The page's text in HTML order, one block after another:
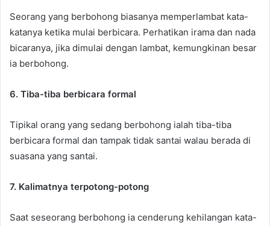
Seorang yang berbohong biasanya memperlambat kata-
katanya ketika mulai berbicara. Perhatikan irama dan nada
bicaranya, jika dimulai dengan lambat, kemungkinan besar
ia berbohong.
6. Tiba-tiba berbicara formal
Tipikal orang yang sedang berbohong ialah tiba-tiba
berbicara formal dan tampak tidak santai walau berada di
suasana yang santai.
7. Kalimatnya terpotong-potong
Saat seseorang berbohong ia cenderung kehilangan kata-